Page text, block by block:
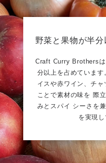
野菜と果物が半
Craft Curry Brothers
分以上を占めていま
イスや赤ワイン、チ
ことで素材の味を 際
みとスパイ シーさを
を実現し